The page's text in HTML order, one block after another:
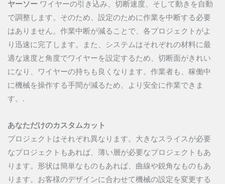
ヤーソー ワイヤーの引き込み、切断速度、そして動きを自動
で調整します。そのため、設定のために作業を中断する必要
はありません。作業中断が減ることで、各プロジェクトがよ
り迅速に完了します。また、システムはそれぞれの材料に最
適な速度と角度でワイヤーを設定するため、切断面がきれい
になり、ワイヤーの持ちも良くなります。作業者も、稼働中
に機械を操作する手間が減るため、より安全に作業できま
す。.
あなただけのカスタムカット
プロジェクトはそれぞれ異なります。大きなスライスが必要
なプロジェクトもあれば、薄い層が必要なプロジェクトもあ
ります。形状は簡単なものもあれば、曲線や鋭角なものもあ
ります。お客様のデザインに合わせて機械の設定を変更する